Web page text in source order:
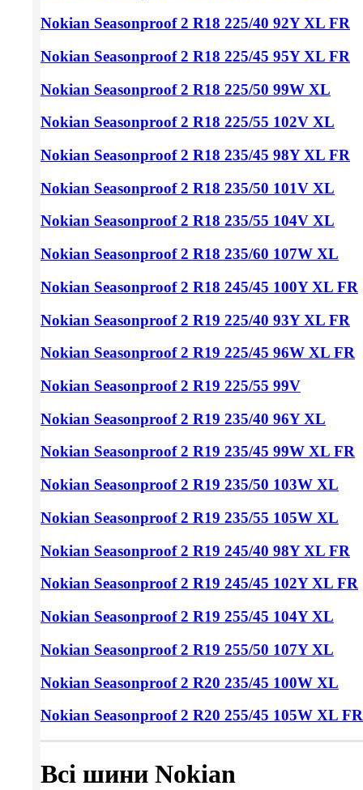
Nokian Seasonproof 2 R18 225/40 92Y XL FR
Nokian Seasonproof 2 R18 225/45 95Y XL FR
Nokian Seasonproof 2 R18 225/50 99W XL
Nokian Seasonproof 2 R18 225/55 102V XL
Nokian Seasonproof 2 R18 235/45 98Y XL FR
Nokian Seasonproof 2 R18 235/50 101V XL
Nokian Seasonproof 2 R18 235/55 104V XL
Nokian Seasonproof 2 R18 235/60 107W XL
Nokian Seasonproof 2 R18 245/45 100Y XL FR
Nokian Seasonproof 2 R19 225/40 93Y XL FR
Nokian Seasonproof 2 R19 225/45 96W XL FR
Nokian Seasonproof 2 R19 225/55 99V
Nokian Seasonproof 2 R19 235/40 96Y XL
Nokian Seasonproof 2 R19 235/45 99W XL FR
Nokian Seasonproof 2 R19 235/50 103W XL
Nokian Seasonproof 2 R19 235/55 105W XL
Nokian Seasonproof 2 R19 245/40 98Y XL FR
Nokian Seasonproof 2 R19 245/45 102Y XL FR
Nokian Seasonproof 2 R19 255/45 104Y XL
Nokian Seasonproof 2 R19 255/50 107Y XL
Nokian Seasonproof 2 R20 235/45 100W XL
Nokian Seasonproof 2 R20 255/45 105W XL FR
Всі шини Nokian